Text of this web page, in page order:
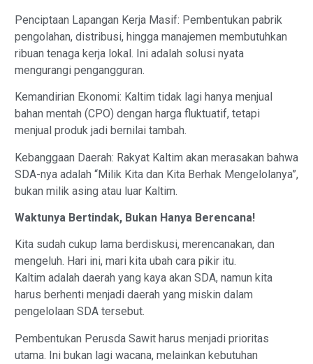
Penciptaan Lapangan Kerja Masif: Pembentukan pabrik
pengolahan, distribusi, hingga manajemen membutuhkan
ribuan tenaga kerja lokal. Ini adalah solusi nyata
mengurangi pengangguran.
Kemandirian Ekonomi: Kaltim tidak lagi hanya menjual
bahan mentah (CPO) dengan harga fluktuatif, tetapi
menjual produk jadi bernilai tambah.
Kebanggaan Daerah: Rakyat Kaltim akan merasakan bahwa
SDA-nya adalah “Milik Kita dan Kita Berhak Mengelolanya”,
bukan milik asing atau luar Kaltim.
Waktunya Bertindak, Bukan Hanya Berencana!
Kita sudah cukup lama berdiskusi, merencanakan, dan
mengeluh. Hari ini, mari kita ubah cara pikir itu.
Kaltim adalah daerah yang kaya akan SDA, namun kita
harus berhenti menjadi daerah yang miskin dalam
pengelolaan SDA tersebut.
Pembentukan Perusda Sawit harus menjadi prioritas
utama. Ini bukan lagi wacana, melainkan kebutuhan